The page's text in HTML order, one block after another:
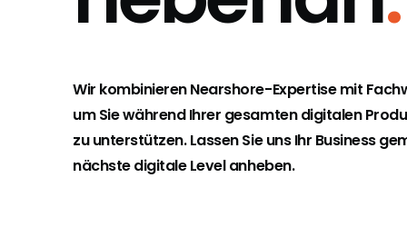
Wir kombinieren Nearshore-Expertise mit
um Sie während Ihrer gesamten digitalen
zu unterstützen. Lassen Sie uns Ihr Business
nächste digitale Level anheben.